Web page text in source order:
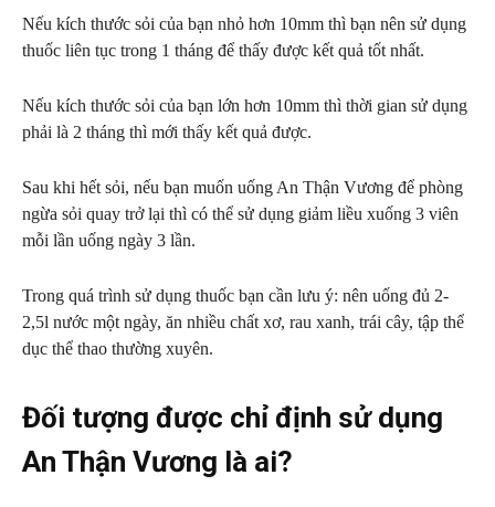
Nếu kích thước sỏi của bạn nhỏ hơn 10mm thì bạn nên sử dụng
thuốc liên tục trong 1 tháng để thấy được kết quả tốt nhất.
Nếu kích thước sỏi của bạn lớn hơn 10mm thì thời gian sử dụng
phải là 2 tháng thì mới thấy kết quả được.
Sau khi hết sỏi, nếu bạn muốn uống An Thận Vương để phòng
ngừa sỏi quay trở lại thì có thể sử dụng giảm liều xuống 3 viên
mỗi lần uống ngày 3 lần.
Trong quá trình sử dụng thuốc bạn cần lưu ý: nên uống đủ 2-
2,5l nước một ngày, ăn nhiều chất xơ, rau xanh, trái cây, tập thể
dục thể thao thường xuyên.
Đối tượng được chỉ định sử dụng
An Thận Vương là ai?